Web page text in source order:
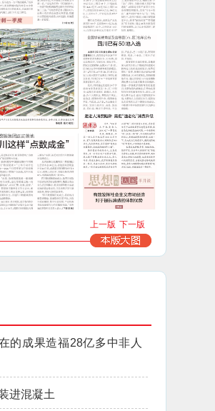
上一版 下一版
的成果造福28亿多中非人
进混凝土